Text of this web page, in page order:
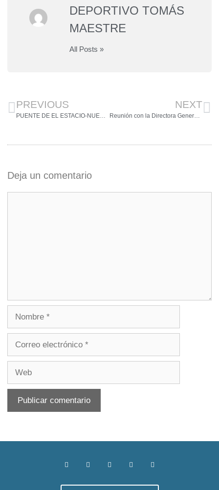
DEPORTIVO TOMÁS
MAESTRE
All Posts »
PREVIOUS NEXT
Reunión con la Directora General del Mar Menor
Deja un comentario